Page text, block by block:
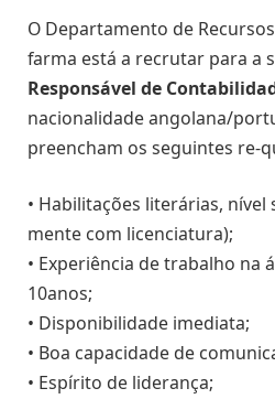
O Departamento de
farma está a recrutar para a
Responsável de
nacionalidade angolana/
preencham os seguintes re-
• Habilitações literárias,
mente com licenciatura);
• Experiência de trabalho na
10anos;
• Disponibilidade imediata;
• Boa capacidade de
• Espírito de liderança;